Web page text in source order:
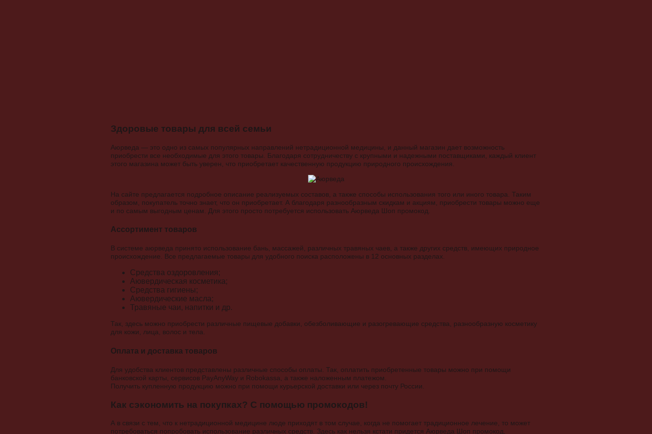
Здоровые товары для всей семьи
Аюрведа — это одно из самых популярных направлений нетрадиционной медицины, и данный магазин дает возможность
приобрести все необходимые для этого товары. Благодаря сотрудничеству с крупными и надежными поставщиками, каждый клиент
этого магазина может быть уверен, что приобретает качественную продукцию природного происхождения.
На сайте предлагается подробное описание реализуемых составов, а также способы использования того или иного товара. Таким
образом, покупатель точно знает, что он приобретает. А благодаря разнообразным скидкам и акциям, приобрести товары можно еще
и по самым выгодным ценам. Для этого просто потребуется использовать Аюрведа Шоп промокод.
Ассортимент товаров
В системе аюрведа принято использование бань, массажей, различных травяных чаев, а также других средств, имеющих природное
происхождение. Все предлагаемые товары для удобного поиска расположены в 12 основных разделах.
Средства оздоровления;
Аювердическая косметика;
Средства гигиены;
Аювердические масла;
Травяные чаи, напитки и др.
Так, здесь можно приобрести различные пищевые добавки, обезболивающие и разогревающие средства, разнообразную косметику
для кожи, лица, волос и тела.
Оплата и доставка товаров
Для удобства клиентов представлены различные способы оплаты. Так, оплатить приобретенные товары можно при помощи
банковской карты, сервисов PayAnyWay и Robokassa, а также наложенным платежом.
Получить купленную продукцию можно при помощи курьерской доставки или через почту России.
Как сэкономить на покупках? С помощью промокодов!
А в связи с тем, что к нетрадиционной медицине люде приходят в том случае, когда не помогает традиционное лечение, то может
потребоваться попробовать использование различных средств. Здесь как нельзя кстати придется Аюрведа Шоп промокод,